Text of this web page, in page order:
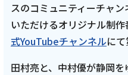
亮と優の静岡をゆる
スのコミュニティーチャ
いただけるオリジナル制
式YouTubeチャンネルに
田村亮と、中村優が静岡